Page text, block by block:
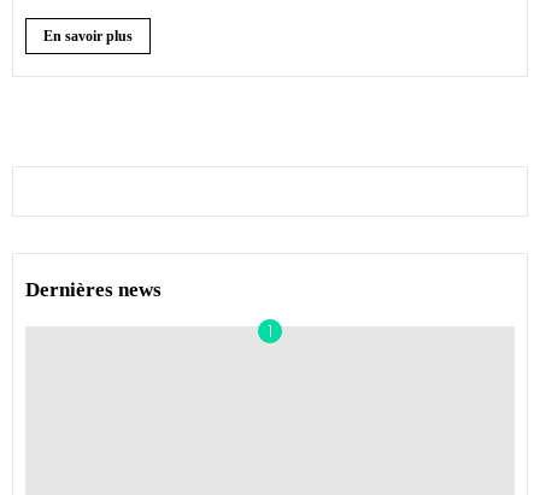
En savoir plus
Dernières news